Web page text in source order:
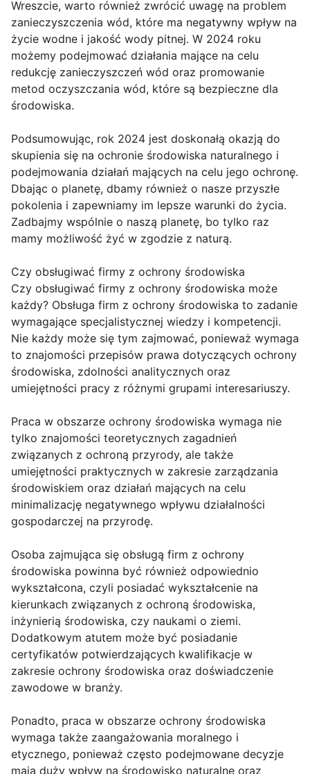
Wreszcie, warto również zwrócić uwagę na problem
zanieczyszczenia wód, które ma negatywny wpływ na
życie wodne i jakość wody pitnej. W 2024 roku
możemy podejmować działania mające na celu
redukcję zanieczyszczeń wód oraz promowanie
metod oczyszczania wód, które są bezpieczne dla
środowiska.
Podsumowując, rok 2024 jest doskonałą okazją do
skupienia się na ochronie środowiska naturalnego i
podejmowania działań mających na celu jego ochronę.
Dbając o planetę, dbamy również o nasze przyszłe
pokolenia i zapewniamy im lepsze warunki do życia.
Zadbajmy wspólnie o naszą planetę, bo tylko raz
mamy możliwość żyć w zgodzie z naturą.
Czy obsługiwać firmy z ochrony środowiska
Czy obsługiwać firmy z ochrony środowiska może
każdy? Obsługa firm z ochrony środowiska to zadanie
wymagające specjalistycznej wiedzy i kompetencji.
Nie każdy może się tym zajmować, ponieważ wymaga
to znajomości przepisów prawa dotyczących ochrony
środowiska, zdolności analitycznych oraz
umiejętności pracy z różnymi grupami interesariuszy.
Praca w obszarze ochrony środowiska wymaga nie
tylko znajomości teoretycznych zagadnień
związanych z ochroną przyrody, ale także
umiejętności praktycznych w zakresie zarządzania
środowiskiem oraz działań mających na celu
minimalizację negatywnego wpływu działalności
gospodarczej na przyrodę.
Osoba zajmująca się obsługą firm z ochrony
środowiska powinna być również odpowiednio
wykształcona, czyli posiadać wykształcenie na
kierunkach związanych z ochroną środowiska,
inżynierią środowiska, czy naukami o ziemi.
Dodatkowym atutem może być posiadanie
certyfikatów potwierdzających kwalifikacje w
zakresie ochrony środowiska oraz doświadczenie
zawodowe w branży.
Ponadto, praca w obszarze ochrony środowiska
wymaga także zaangażowania moralnego i
etycznego, ponieważ często podejmowane decyzje
mają duży wpływ na środowisko naturalne oraz